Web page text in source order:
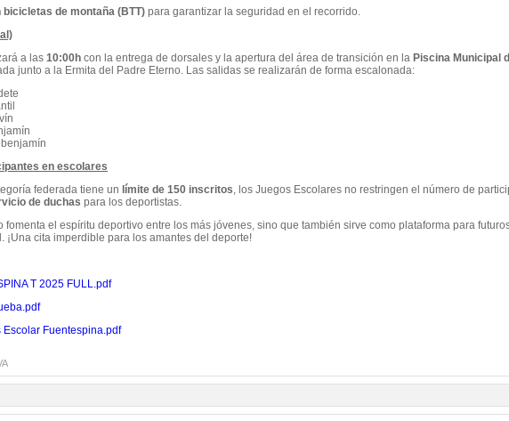
de montaña (BTT) para garantizar la seguridad en el recorrido.
a las 10:00h con la entrega de dorsales y la apertura del área de transición en la Piscina Municipal
junto a la Ermita del Padre Eterno. Las salidas se realizarán de forma escalonada:
en escolares
federada tiene un límite de 150 inscritos, los Juegos Escolares no restringen el número de
de duchas para los deportistas.
fomenta el espíritu deportivo entre los más jóvenes, sino que también sirve como plataforma para
¡Una cita imperdible para los amantes del deporte!
T 2025 FULL.pdf
Fuentespina.pdf